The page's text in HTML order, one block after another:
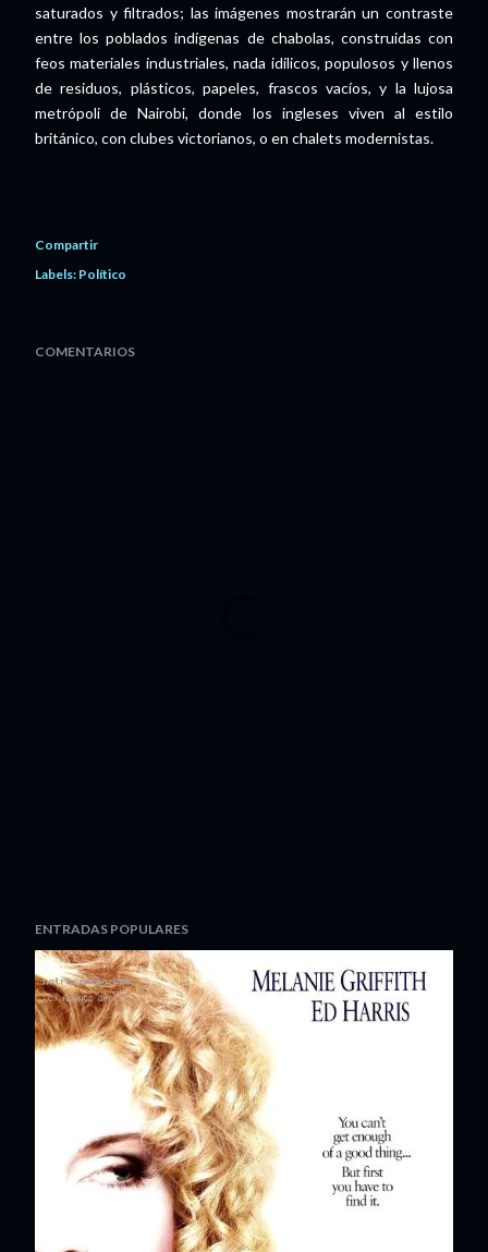
saturados y filtrados; las imágenes mostrarán un contraste
entre los poblados indígenas de chabolas, construidas con
feos materiales industriales, nada idílicos, populosos y llenos
de residuos, plásticos, papeles, frascos vacíos, y la lujosa
metrópoli de Nairobi, donde los ingleses viven al estilo
británico, con clubes victorianos, o en chalets modernistas.
Compartir
Labels: Político
COMENTARIOS
ENTRADAS POPULARES